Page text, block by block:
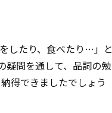
したり、食べたり…」と
疑問を通して、品詞の勉
得できましたでしょう